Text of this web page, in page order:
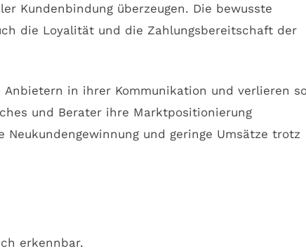
Kundenbindung überzeugen. Die bewusste
die Loyalität und die Zahlungsbereitschaft der
in ihrer Kommunikation und verlieren
und Berater ihre Marktpositionierung
und geringe Umsätze trotz
erkennbar.